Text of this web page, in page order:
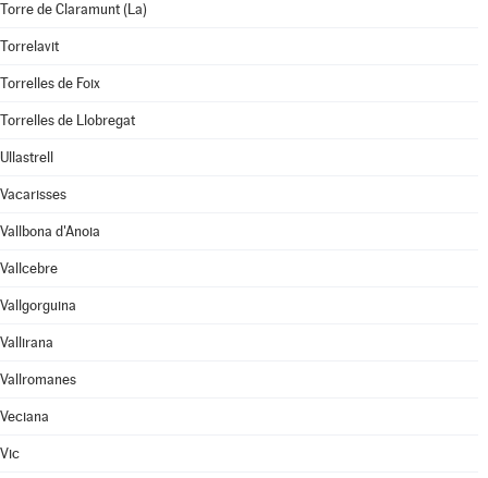
Torre de Claramunt (La)
Torrelavit
Torrelles de Foix
Torrelles de Llobregat
Ullastrell
Vacarisses
Vallbona d'Anoia
Vallcebre
Vallgorguina
Vallirana
Vallromanes
Veciana
Vic